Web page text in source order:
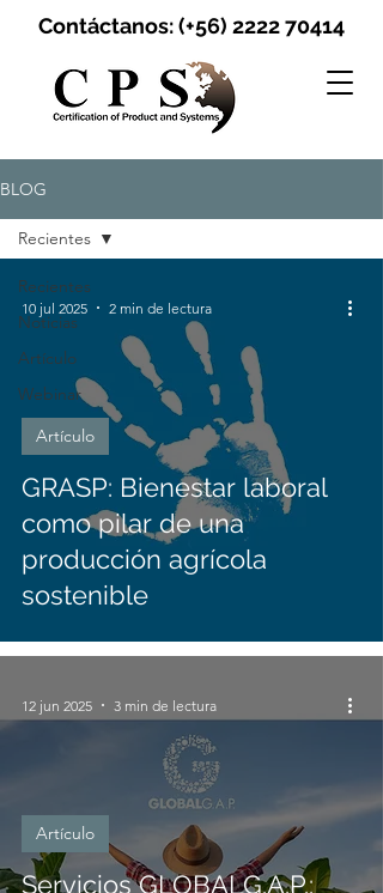
Contáctanos: (+56) 2222 70414
BLOG
Recientes
Noticias
Artículo
Webinar
Recientes
GRASP: Bienestar laboral
como pilar de una
producción agrícola
sostenible
Artículo
10 jul 2025 2 min de lectura
Servicios GLOBALG.A.P.:
Artículo
12 jun 2025 3 min de lectura